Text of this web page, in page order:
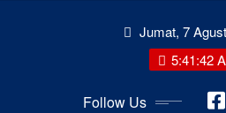
Jumat, 7
5:41:43
Follow Us